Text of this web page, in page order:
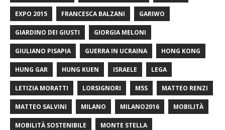
EXPO 2015 FRANCESCA BALZANI GARIWO
GIARDINO DEI GIUSTI GIORGIA MELONI
GIULIANO PISAPIA GUERRA IN UCRAINA HONG KONG
HUNG GAR HUNG KUEN ISRAELE LEGA
LETIZIA MORATTI LORSIGNORI M5S MATTEO RENZI
MATTEO SALVINI MILANO MILANO2016 MOBILITÀ
MOBILITÀ SOSTENIBILE MONTE STELLA